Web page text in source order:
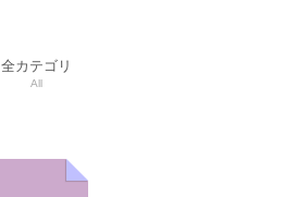
全カテゴリ
All